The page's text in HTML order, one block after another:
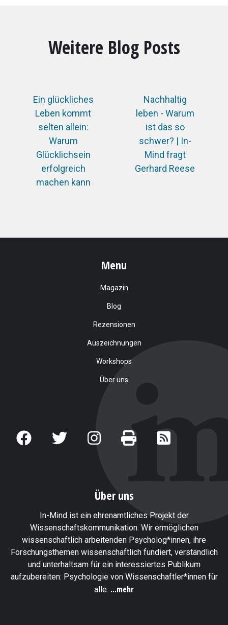
Weitere Blog Posts
Ein glückliches
Leben kommt
selten allein:
Warum
Glücklichsein
erfolgreich
machen kann
Nachhaltig
leben - Warum
ist das so
schwer? | In-
Mind fragt
Gerhard Reese
Menu
Magazin
Blog
Rezensionen
Auszeichnungen
Workshops
Über uns
Über uns
In-Mind ist ein ehrenamtliches Projekt der
Wissenschaftskommunikation. Wir ermöglichen
wissenschaftlich arbeitenden Psycholog*innen, ihre
Forschungsthemen wissenschaftlich fundiert, verständlich
und unterhaltsam für ein interessiertes Publikum
aufzubereiten: Psychologie von Wissenschaftler*innen für
alle. ...mehr